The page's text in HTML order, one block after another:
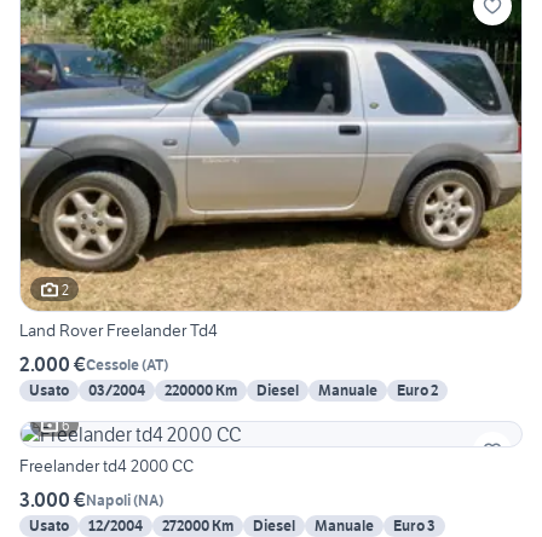
2
Land Rover Freelander Td4
2.000 €Cessole(AT)
Usato
03/2004 220000 Km Diesel Manuale
Euro 2
6
Freelander td4 2000 CC
3.000 €Napoli(NA)
Usato
12/2004 272000 Km Diesel Manuale Euro 3